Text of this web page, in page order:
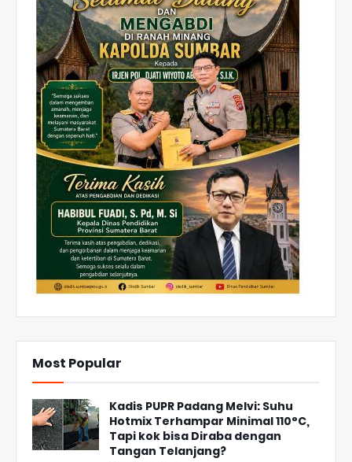
Most Popular
Kadis PUPR Padang Melvi: Suhu
Hotmix Terhampar Minimal 110°C,
Tapi kok bisa Diraba dengan
Tangan Telanjang?